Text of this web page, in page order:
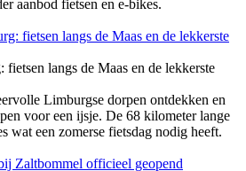
aanbod fietsen en e-bikes.
langs de Maas en de lekkerste
Limburgse dorpen ontdekken en
voor een ijsje. De 68 kilometer lange
wat een zomerse fietsdag nodig heeft.